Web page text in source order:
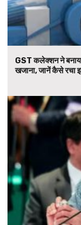
GST कलेक्शन ने बनाया
खजाना, जानें कैसे रचा